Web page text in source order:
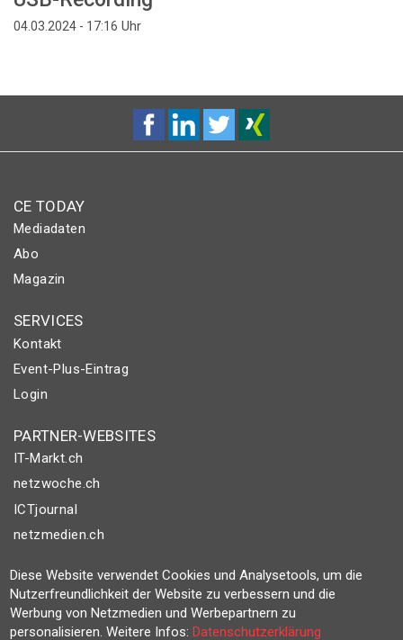
04.03.2024 - 17:16 Uhr
CE TODAY
Mediadaten
Abo
Magazin
SERVICES
Kontakt
Event-Plus-Eintrag
Login
PARTNER-WEBSITES
IT-Markt.ch
netzwoche.ch
ICTjournal
netzmedien.ch
© NETZMEDIEN AG 2026
Impressum
Diese Website verwendet Cookies und Analysetools, um die
Nutzerfreundlichkeit der Website zu verbessern und die
Werbung von Netzmedien und Werbepartnern zu
personalisieren. Weitere Infos:Datenschutzerklärung